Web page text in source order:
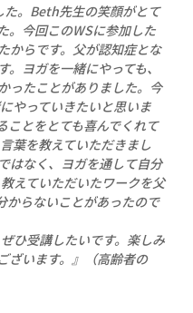
た。Beth先生の笑顔がとて
。今回このWSに参加した
からです。父が認知症とな
ヨガを一緒にやっても、
ったことがありました。今
やっていきたいと思いま
ことをとても喜んでくれて
葉を教えていただきまし
はなく、ヨガを通して自分
えていただいたワークを父
からないことがあったので
ひ受講したいです。楽しみ
ざいます。』（高齢者の